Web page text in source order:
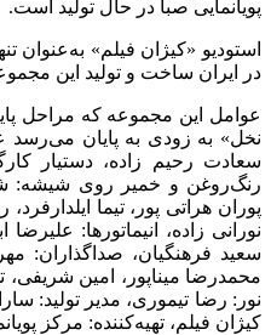
پویانمایی صبا در حال تولید است.
استودیو «کیژان فیلم»
در ایران ساخت و تولید این
عوامل این مجموعه که مراحل
نخل» به زودی به پایان می‌رسد
سعادت رحیم زاده، دستیار
رنگ‌روغن و خمیر روی شیشه:
پوران هراتی پور، تیما
نورانی زاده، انیماتورها:
سعید فرهنگیان، صداگذاران:
محمدرضا میناپور، امین شریفی،
نور: رضا تیموری، مدیر تولید:
کیژان فیلم، تهیه‌کننده: مرکز